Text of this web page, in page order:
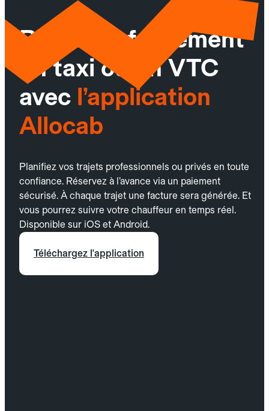
Réservez facilement
un taxi ou un VTC
avec l’application
Allocab
Planifiez vos trajets professionnels ou privés en toute
confiance. Réservez à l’avance via un paiement
sécurisé. À chaque trajet une facture sera générée. Et
vous pourrez suivre votre chauffeur en temps réel.
Disponible sur iOS et Android.
Téléchargez l'application